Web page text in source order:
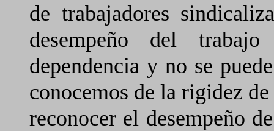
de trabajadores
desempeño del
dependencia y no se
conocemos de la rigidez
reconocer el desempeño